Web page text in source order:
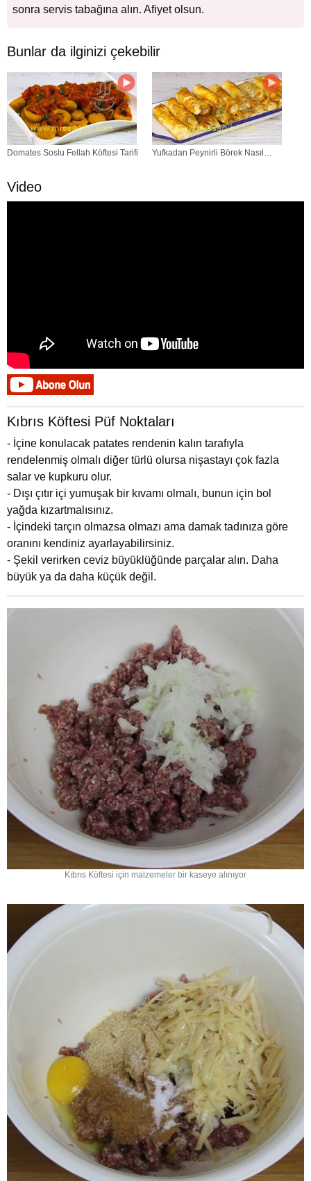
sonra servis tabağına alın. Afiyet olsun.
Bunlar da ilginizi çekebilir
Domates Soslu Fellah Köftesi Tarifi
Yufkadan Peynirli Börek Nasıl
Video
Kıbrıs Köftesi Püf Noktaları
- İçine konulacak patates rendenin kalın tarafıyla
rendelenmiş olmalı diğer türlü olursa nişastayı çok fazla
salar ve kupkuru olur.
- Dışı çıtır içi yumuşak bir kıvamı olmalı, bunun için bol
yağda kızartmalısınız.
- İçindeki tarçın olmazsa olmazı ama damak tadınıza göre
oranını kendiniz ayarlayabilirsiniz.
- Şekil verirken ceviz büyüklüğünde parçalar alın. Daha
büyük ya da daha küçük değil.
Kıbrıs Köftesi için malzemeler bir kaseye alınıyor